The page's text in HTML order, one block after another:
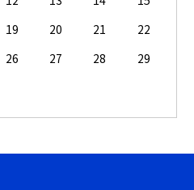
19 20 21
22
26 27 28
29